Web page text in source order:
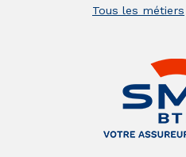
Tous les métiers